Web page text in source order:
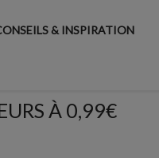
& INSPIRATION
À 0,99€